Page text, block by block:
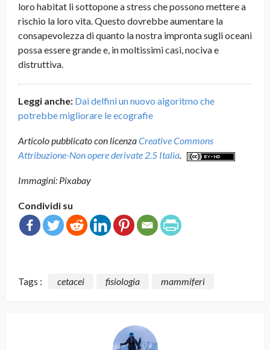
loro habitat li sottopone a stress che possono mettere a
rischio la loro vita. Questo dovrebbe aumentare la
consapevolezza di quanto la nostra impronta sugli oceani
possa essere grande e, in moltissimi casi, nociva e
distruttiva.
Leggi anche: Dai delfini un nuovo algoritmo che
potrebbe migliorare le ecografie
Articolo pubblicato con licenzaCreative Commons
Attribuzione-Non opere derivate 2.5 Italia.
Immagini: Pixabay
Condividi su
Tags : cetacei fisiologia mammiferi